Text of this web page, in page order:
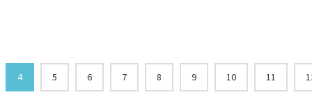
4 5 6 7 8 9 10 11